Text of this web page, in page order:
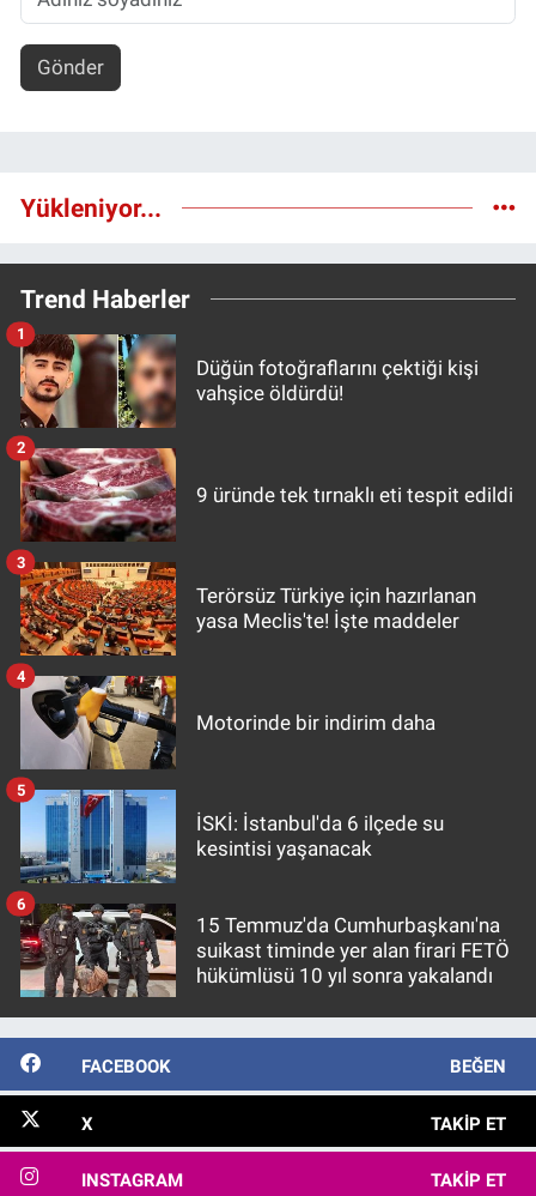
Gönder
Yükleniyor...
Trend Haberler
Düğün fotoğraflarını çektiği kişi
vahşice öldürdü!
1
9 üründe tek tırnaklı eti tespit edildi
2
Terörsüz Türkiye için hazırlanan
yasa Meclis'te! İşte maddeler
3
Motorinde bir indirim daha
4
İSKİ: İstanbul'da 6 ilçede su
kesintisi yaşanacak
5
15 Temmuz'da Cumhurbaşkanı'na
suikast timinde yer alan firari FETÖ
hükümlüsü 10 yıl sonra yakalandı
6
FACEBOOK BEĞEN
X TAKIP ET
INSTAGRAM TAKIP ET